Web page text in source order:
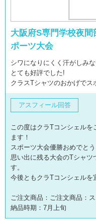
大阪府S専門学校夜
ポーツ大会
シワになりにくく汗がしみ
とても好評でした!
クラスTシャツのおかげで
アスフィール回答
この度はクラTコンシェル
ます！
スポーツ大会優勝おめでとう
思い出に残る大会のTシャツ
す。
今後ともクラTコンシェルを
ご注文商品：ご注文商品：
納品時期：7月上旬